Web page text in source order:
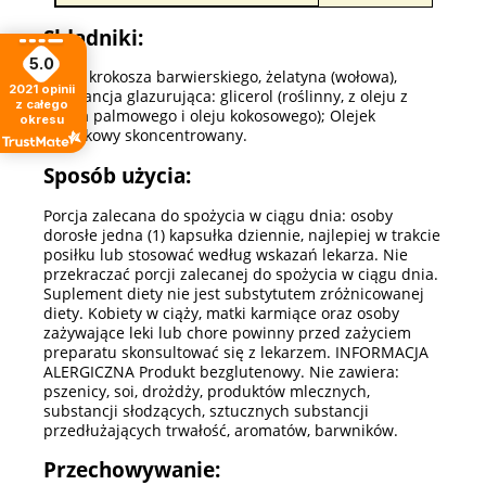
Składniki:
Olej z krokosza barwierskiego, żelatyna (wołowa),
substancja glazurująca: glicerol (roślinny, z oleju z
ziarna palmowego i oleju kokosowego); Olejek
czosnkowy skoncentrowany.
Sposób użycia:
Porcja zalecana do spożycia w ciągu dnia: osoby
dorosłe jedna (1) kapsułka dziennie, najlepiej w trakcie
posiłku lub stosować według wskazań lekarza. Nie
przekraczać porcji zalecanej do spożycia w ciągu dnia.
Suplement diety nie jest substytutem zróżnicowanej
diety. Kobiety w ciąży, matki karmiące oraz osoby
zażywające leki lub chore powinny przed zażyciem
preparatu skonsultować się z lekarzem. INFORMACJA
ALERGICZNA Produkt bezglutenowy. Nie zawiera:
pszenicy, soi, drożdży, produktów mlecznych,
substancji słodzących, sztucznych substancji
przedłużających trwałość, aromatów, barwników.
Przechowywanie:
5.0
2021 opinii
z całego
okresu